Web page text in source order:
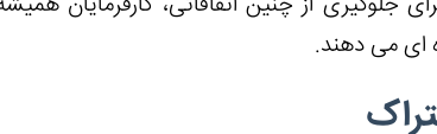
ای می دهند.